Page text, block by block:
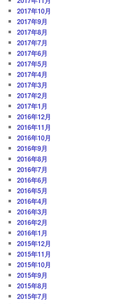
2017年10月
2017年9月
2017年8月
2017年7月
2017年6月
2017年5月
2017年4月
2017年3月
2017年2月
2017年1月
2016年12月
2016年11月
2016年10月
2016年9月
2016年8月
2016年7月
2016年6月
2016年5月
2016年4月
2016年3月
2016年2月
2016年1月
2015年12月
2015年11月
2015年10月
2015年9月
2015年8月
2015年7月